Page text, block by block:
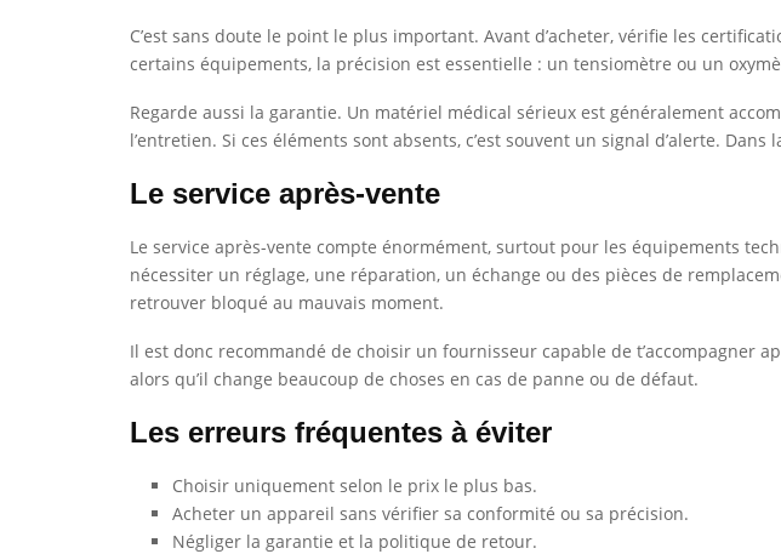
C’est sans doute le point le plus important. Avant d’acheter, vérifie les
certains équipements, la précision est essentielle : un tensiomètre ou un
Regarde aussi la garantie. Un matériel médical sérieux est généralement
l’entretien. Si ces éléments sont absents, c’est souvent un signal d’alerte.
Le service après-vente
Le service après-vente compte énormément, surtout pour les équipements
nécessiter un réglage, une réparation, un échange ou des pièces de
retrouver bloqué au mauvais moment.
Il est donc recommandé de choisir un fournisseur capable de t’accompagner
alors qu’il change beaucoup de choses en cas de panne ou de défaut.
Les erreurs fréquentes à éviter
Choisir uniquement selon le prix le plus bas.
Acheter un appareil sans vérifier sa conformité ou sa précision.
Négliger la garantie et la politique de retour.